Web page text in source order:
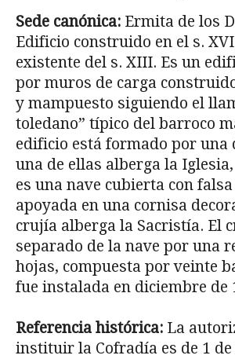
Sede canónica: Ermita de los
Edificio construido en el s.
existente del s. XIII. Es un
por muros de carga
y mampuesto siguiendo el
toledano” típico del barroco
edificio está formado por una
una de ellas alberga la
es una nave cubierta con
apoyada en una cornisa
crujía alberga la Sacristía. El
separado de la nave por una
hojas, compuesta por veinte
fue instalada en diciembre de
Referencia histórica: La
instituir la Cofradía es de 1